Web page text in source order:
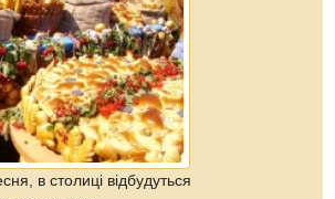
в столиці відбудуться